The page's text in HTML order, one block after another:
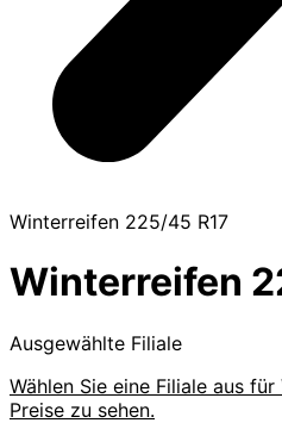
Winterreifen 225/45 R17
Winterreifen
Ausgewählte Filiale
Wählen Sie eine Filiale aus
Preise zu sehen.